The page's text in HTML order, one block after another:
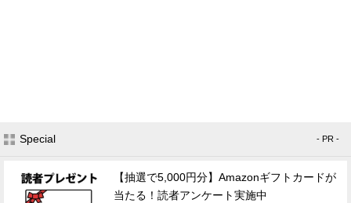
Special - PR -
【抽選で5,000円分】Amazonギフトカードが
当たる！読者アンケート実施中